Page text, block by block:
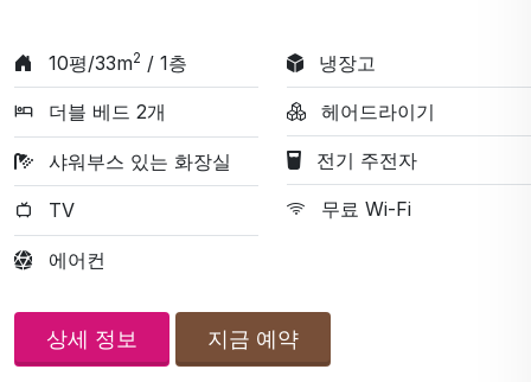
10평/33m2 / 1층
더블 베드 2개
샤워부스 있는 화장실
TV
에어컨
냉장고
헤어드라이기
전기 주전자
무료 Wi-Fi
상세 정보 지금 예약